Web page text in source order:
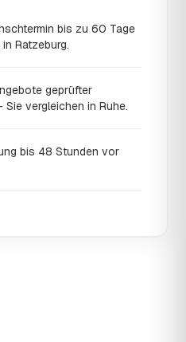
bis zu 60 Tage
Ratzeburg.
geprüfter
vergleichen in Ruhe.
bis 48 Stunden vor